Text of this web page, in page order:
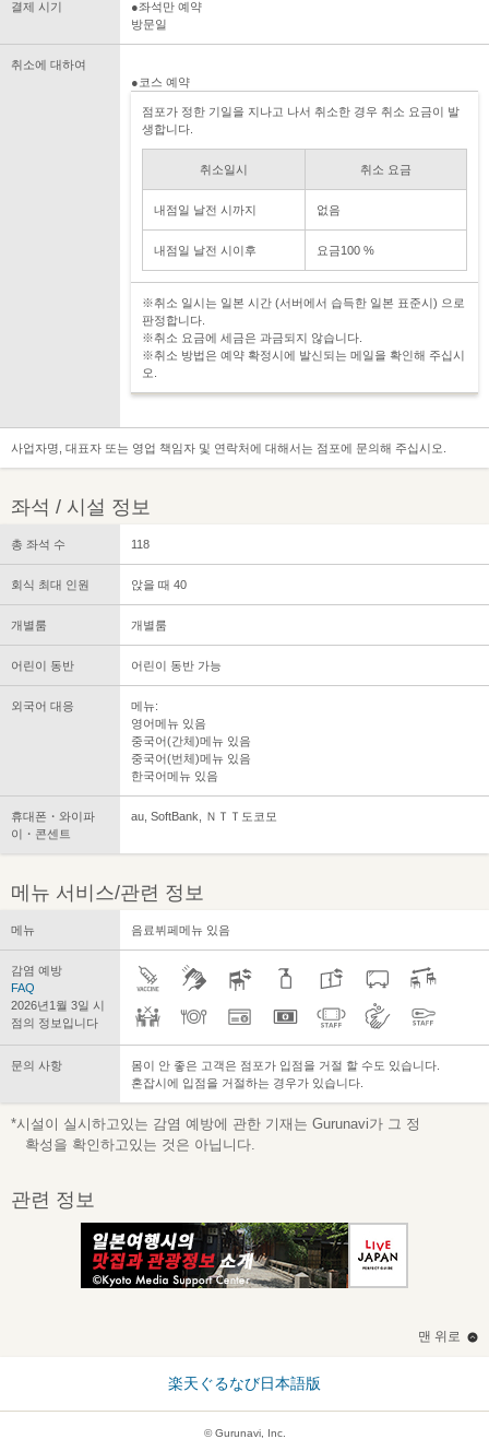
결제 시기
●좌석만 예약
방문일
취소에 대하여
●코스 예약
점포가 정한 기일을 지나고 나서 취소한 경우 취소 요금이 발
생합니다.
취소일시 취소 요금
내점일 날전 시까지 없음
내점일 날전 시이후 요금100 %
※취소 일시는 일본 시간 (서버에서 습득한 일본 표준시) 으로
판정합니다.
※취소 요금에 세금은 과금되지 않습니다.
※취소 방법은 예약 확정시에 발신되는 메일을 확인해 주십시
오.
사업자명, 대표자 또는 영업 책임자 및 연락처에 대해서는 점포에 문의해 주십시오.
좌석 / 시설 정보
총 좌석 수 118
회식 최대 인원 앉을 때 40
개별룸 개별룸
어린이 동반 어린이 동반 가능
외국어 대응
메뉴:
영어메뉴 있음
중국어(간체)메뉴 있음
중국어(번체)메뉴 있음
한국어메뉴 있음
휴대폰・와이파
이・콘센트
au, SoftBank, ＮＴＴ도코모
메뉴 서비스/관련 정보
메뉴 음료뷔페메뉴 있음
감염 예방
FAQ
2026년1월 3일 시
점의 정보입니다
문의 사항
몸이 안 좋은 고객은 점포가 입점을 거절 할 수도 있습니다.
혼잡시에 입점을 거절하는 경우가 있습니다.
*시설이 실시하고있는 감염 예방에 관한 기재는 Gurunavi가 그 정
확성을 확인하고있는 것은 아닙니다.
관련 정보
맨 위로
楽天ぐるなび日本語版
© Gurunavi, Inc.